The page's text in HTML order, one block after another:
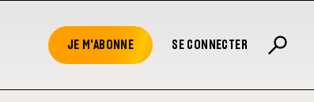
JE M'ABONNE SE CONNECTER